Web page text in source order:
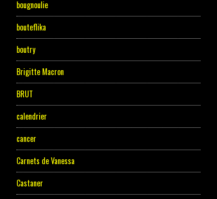
bougnoulie
bouteflika
boutry
Brigitte Macron
BRUT
calendrier
cancer
Carnets de Vanessa
Castaner